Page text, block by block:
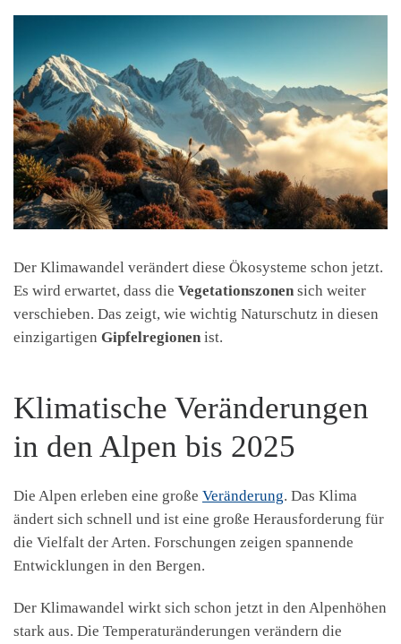
Der Klimawandel verändert diese Ökosysteme schon jetzt.
Es wird erwartet, dass die Vegetationszonen sich weiter
verschieben. Das zeigt, wie wichtig Naturschutz in diesen
einzigartigen Gipfelregionen ist.
Klimatische Veränderungen
in den Alpen bis 2025
Die Alpen erleben eine große Veränderung. Das Klima
ändert sich schnell und ist eine große Herausforderung für
die Vielfalt der Arten. Forschungen zeigen spannende
Entwicklungen in den Bergen.
Der Klimawandel wirkt sich schon jetzt in den Alpenhöhen
stark aus. Die Temperaturänderungen verändern die